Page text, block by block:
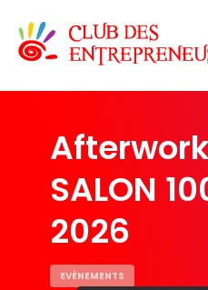
SALON
2026
EVÈNEMENTS